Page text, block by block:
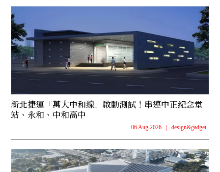
新北捷運「萬大中和線」啟動測試！串連中正紀念堂
站、永和、中和高中
06 Aug 2026 design&gadget